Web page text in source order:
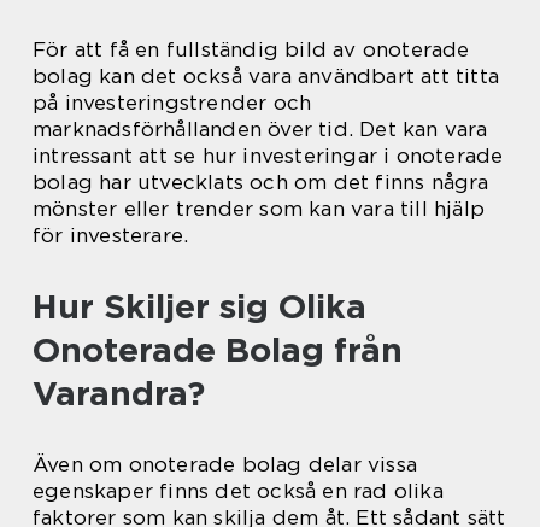
För att få en fullständig bild av onoterade
bolag kan det också vara användbart att titta
på investeringstrender och
marknadsförhållanden över tid. Det kan vara
intressant att se hur investeringar i onoterade
bolag har utvecklats och om det finns några
mönster eller trender som kan vara till hjälp
för investerare.
Hur Skiljer sig Olika
Onoterade Bolag från
Varandra?
Även om onoterade bolag delar vissa
egenskaper finns det också en rad olika
faktorer som kan skilja dem åt. Ett sådant sätt